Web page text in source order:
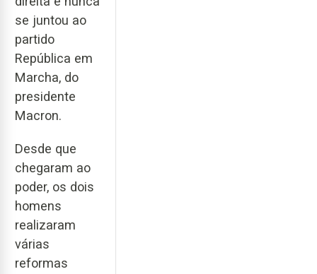
se juntou ao
partido
República em
Marcha, do
presidente
Macron.
Desde que
chegaram ao
poder, os dois
homens
realizaram
várias
reformas